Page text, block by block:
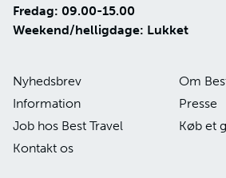
Fredag: 09.00-15.00
Weekend/helligdage: Lukket
Nyhedsbrev
Om
Information
Presse
Job hos Best Travel
Køb et
Kontakt os